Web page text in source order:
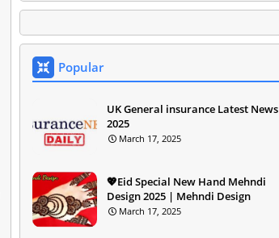
Popular
UK General insurance Latest News
2025
March 17, 2025
💖Eid Special New Hand Mehndi
Design 2025 | Mehndi Design
March 17, 2025